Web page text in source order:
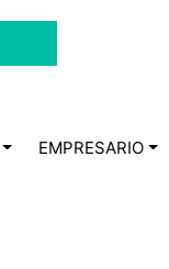
EMPRESARIO